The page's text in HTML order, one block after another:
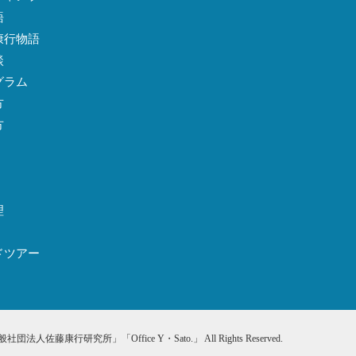
行物語
ラム
ツアー
社団法人佐藤康行研究所」「Office Y・Sato.」 All Rights Reserved.